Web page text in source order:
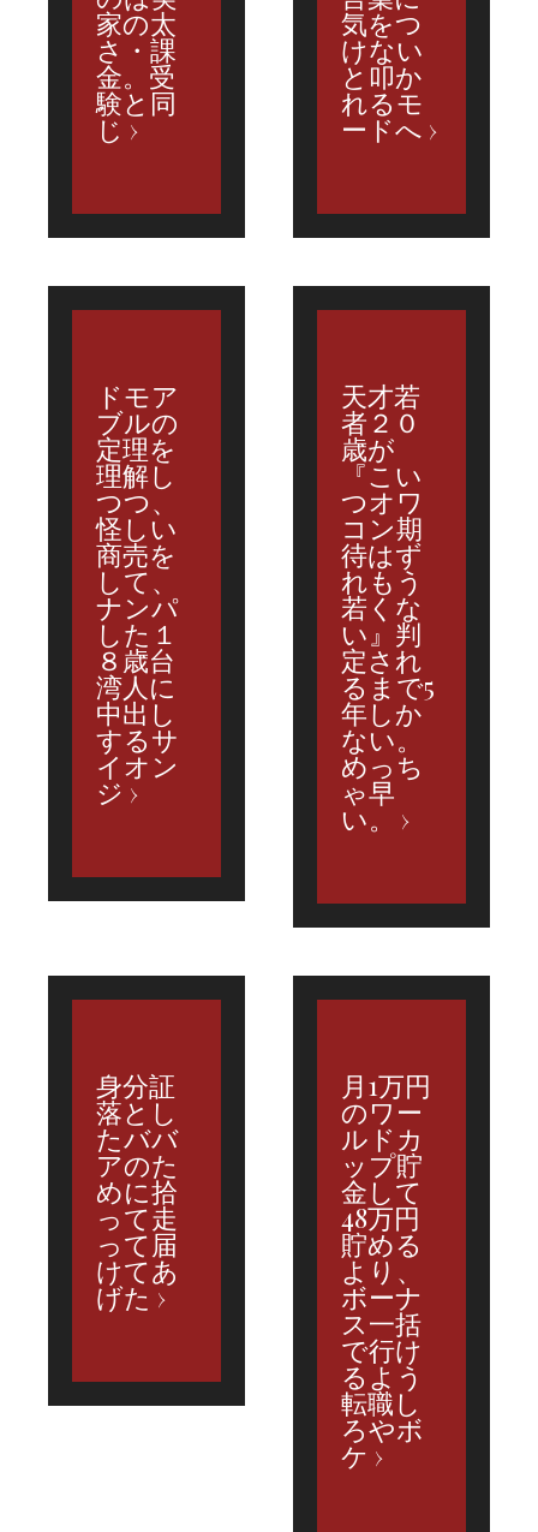
家の太
さ・課
金。受
験と同
じ
気をつ
けない
と叩か
れるモ
ードへ
ドモア
ブルの
定理を
理解し
つつ、
怪しい
商売を
して、
ナンパ
した１
８歳台
湾人に
中出し
するサ
イオン
ジ
天才若
者２０
歳が
『こい
つオワ
コン期
待はず
れもう
若くな
い』判
定され
るまで5
年しか
ない。
めっち
ゃ早
い。
身分証
落とし
たババ
アのた
めに拾
って走
って届
けてあ
げた
月1万円
のワー
ルドカ
ップ貯
金して
48万円
貯める
より、
ボーナ
ス一括
で行け
るよう
転職し
ろやボ
ケ